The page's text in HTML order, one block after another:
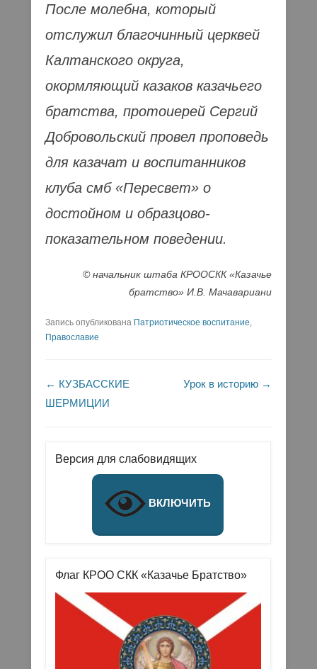
После молебна, который
отслужил благочинный церквей
Калтанского округа,
окормляющий казаков казачьего
братства, протоиерей Сергий
Добровольский провел проповедь
для казачат и воспитанников
клуба смб «Пересвет» о
достойном и образцово-
показательном поведении.
© начальник штаба КРООСКК «Казачье
братство» И.В. Мачавариани
Запись опубликована Патриотическое воспитание
Православие
Навигация по записям
← КУЗБАССКИЕ
ШЕРМИЦИИ
Урок в историю →
Версия для слабовидящих
ВКЛЮЧИТЬ
Флаг КРОО СКК «Казачье Братство»